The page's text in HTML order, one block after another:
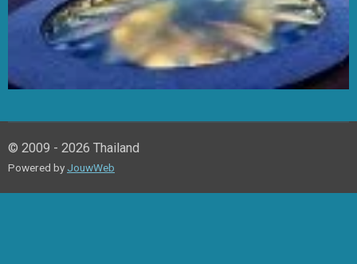
© 2009 - 2026 Thailand
Powered by JouwWeb